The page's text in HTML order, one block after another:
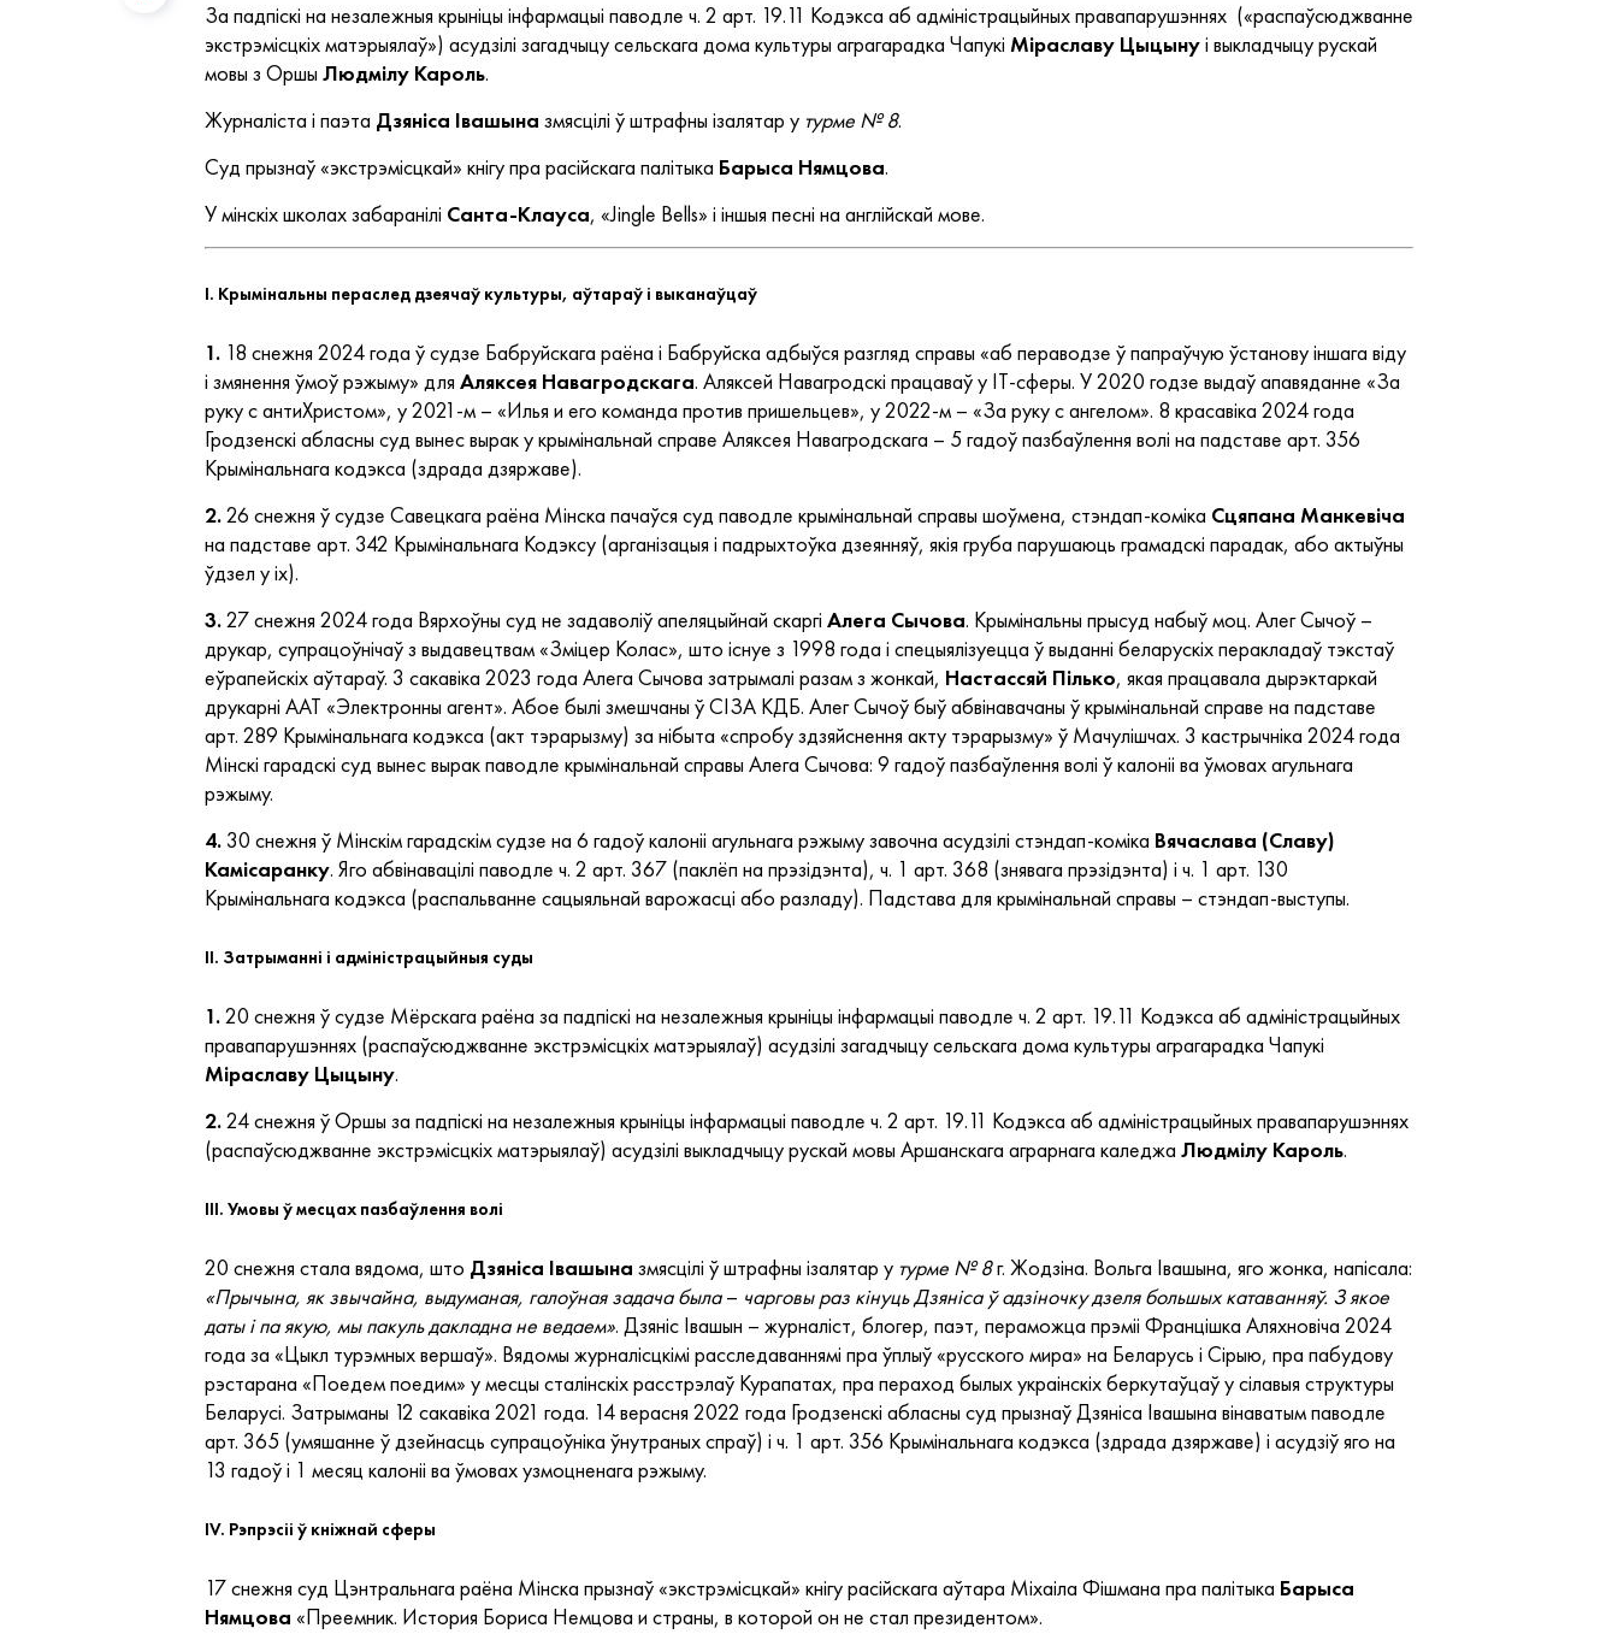
За падпіскі на незалежныя крыніцы інфармацыі паводле ч. 2 арт. 19.11 Кодэкса аб адміністрацыйных правапарушэннях («распаўсюджванне
экстрэмісцкіх матэрыялаў») асудзілі загадчыцу сельскага дома культуры аграгарадка Чапукі Міраславу Цыцынуі выкладчыцу рускай
мовы з Оршы Людмілу Кароль.
Журналіста і паэта Дзяніса Івашына змясцілі ў штрафны ізалятар у турме № 8.
Суд прызнаў «экстрэмісцкай» кнігу пра расійскага палітыка Барыса Нямцова.
У мінскіх школах забаранілі Санта-Клауса, «Jingle Bells» і іншыя песні на англійскай мове.
I. Крымінальны пераслед дзеячаў культуры, аўтараў і выканаўцаў
1. 18 снежня 2024 года ў судзе Бабруйскага раёна і Бабруйска адбыўся разгляд справы «аб пераводзе ў папраўчую ўстанову іншага віду
і змянення ўмоў рэжыму» для Аляксея Навагродскага. Аляксей Навагродскі працаваў у IT-сферы. У 2020 годзе выдаў апавяданне «За
руку с антиХристом», у 2021-м – «Илья и его команда против пришельцев», у 2022-м – «За руку с ангелом». 8 красавіка 2024 года
Гродзенскі абласны суд вынес вырак у крымінальнай справе Аляксея Навагродскага – 5 гадоў пазбаўлення волі на падставе арт. 356
Крымінальнага кодэкса (здрада дзяржаве).
2.26 снежня ў судзе Савецкага раёна Мінска пачаўся суд паводле крымінальнай справы шоўмена, стэндап-коміка Сцяпана Манкевіча
на падставе арт. 342 Крымінальнага Кодэксу (арганізацыя і падрыхтоўка дзеянняў, якія груба парушаюць грамадскі парадак, або актыўны
ўдзел у іх).
3.27 снежня 2024 года Вярхоўны суд не задаволіў апеляцыйнай скаргі Алега Сычова. Крымінальны прысуд набыў моц. Алег Сычоў –
друкар, супрацоўнічаў з выдавецтвам «Зміцер Колас», што існуе з 1998 года і спецыялізуецца ў выданні беларускіх перакладаў тэкстаў
еўрапейскіх аўтараў. 3 сакавіка 2023 года Алега Сычова затрымалі разам з жонкай, Настассяй Пілько, якая працавала дырэктаркай
друкарні ААТ «Электронны агент». Абое былі змешчаны ў СІЗА КДБ. Алег Сычоў быў абвінавачаны ў крымінальнай справе на падставе
арт. 289 Крымінальнага кодэкса (акт тэрарызму) за нібыта «спробу здзяйснення акту тэрарызму» ў Мачулішчах. 3 кастрычніка 2024 года
Мінскі гарадскі суд вынес вырак паводле крымінальнай справы Алега Сычова: 9 гадоў пазбаўлення волі ў калоніі ва ўмовах агульнага
рэжыму.
4. 30 снежня ў Мінскім гарадскім судзе на 6 гадоў калоніі агульнага рэжыму завочна асудзілі стэндап-коміка Вячаслава (Славу)
Камісаранку. Яго абвінавацілі паводле ч. 2 арт. 367 (паклёп на прэзідэнта), ч. 1 арт. 368 (знявага прэзідэнта) і ч. 1 арт. 130
Крымінальнага кодэкса (распальванне сацыяльнай варожасці або разладу). Падстава для крымінальнай справы – стэндап-выступы.
II. Затрыманні і адміністрацыйныя суды
1.20 снежня ў судзе Мёрскага раёна за падпіскі на незалежныя крыніцы інфармацыі паводле ч. 2 арт. 19.11 Кодэкса аб адміністрацыйных
правапарушэннях (распаўсюджванне экстрэмісцкіх матэрыялаў) асудзілі загадчыцу сельскага дома культуры аграгарадка Чапукі
Міраславу Цыцыну.
2.24 снежня ў Оршы за падпіскі на незалежныя крыніцы інфармацыі паводле ч. 2 арт. 19.11 Кодэкса аб адміністрацыйных правапарушэннях
(распаўсюджванне экстрэмісцкіх матэрыялаў) асудзілі выкладчыцу рускай мовы Аршанскага аграрнага каледжа Людмілу Кароль.
III. Умовы ў месцах пазбаўлення волі
20 снежня стала вядома, што Дзяніса Івашына змясцілі ў штрафны ізалятар у турме № 8г. Жодзіна. Вольга Івашына, яго жонка, напісала:
«Прычына, як звычайна, выдуманая, галоўная задача была– чарговы раз кінуць Дзяніса ў адзіночку дзеля большых катаванняў. З якое
даты і па якую, мы пакуль дакладна не ведаем». Дзяніс Івашын – журналіст, блогер, паэт, пераможца прэміі Францішка Аляхновіча 2024
года за «Цыкл турэмных вершаў». Вядомы журналісцкімі расследаваннямі пра ўплыў «русского мира» на Беларусь і Сірыю, пра пабудову
рэстарана «Поедем поедим» у месцы сталінскіх расстрэлаў Курапатах, пра пераход былых украінскіх беркутаўцаў у сілавыя структуры
Беларусі. Затрыманы 12 сакавіка 2021 года. 14 верасня 2022 года Гродзенскі абласны суд прызнаў Дзяніса Івашына вінаватым паводле
арт. 365 (умяшанне ў дзейнасць супрацоўніка ўнутраных спраў) і ч. 1 арт. 356 Крымінальнага кодэкса (здрада дзяржаве) і асудзіў яго на
13 гадоў і 1 месяц калоніі ва ўмовах узмоцненага рэжыму.
IV. Рэпрэсіі ў кніжнай сферы
17 снежня суд Цэнтральнага раёна Мінска прызнаў «экстрэмісцкай» кнігу расійскага аўтара Міхаіла Фішмана пра палітыка Барыса
Нямцова «Преемник. История Бориса Немцова и страны, в которой он не стал президентом».